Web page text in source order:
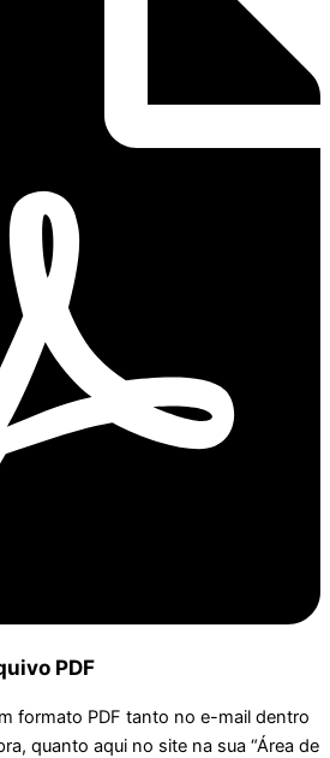
PDF
formato PDF tanto no e-mail dentro
quanto aqui no site na sua “Área de